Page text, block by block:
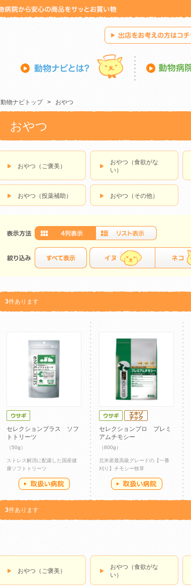
動物ナビトップ > おやつ
おやつ
おやつ（ご褒美）
おやつ（食欲がな
い）
おやつ（投薬補助） おやつ（その他）
3件あります
セレクションプラス ソフ
トトリーツ
（50g）
ストレス解消に配慮した国産健
康ソフトトリーツ
セレクションプロ プレミ
アムチモシー
（800g）
北米産最高級グレードの【一番
刈り】チモシー牧草
3件あります
おやつ（ご褒美）
おやつ（食欲がな
い）